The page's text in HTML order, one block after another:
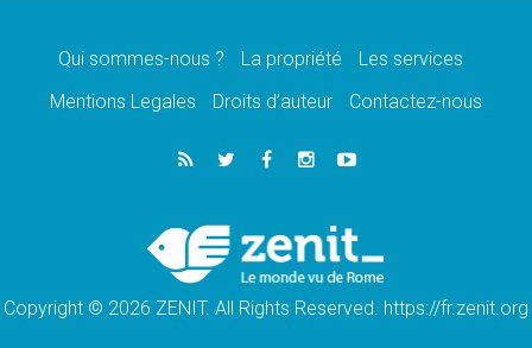
message de paix et de dignité humaine»
«La visite du Pape en Uruguay renforcera
05.08.2026
Le nonce en Ukraine: «Il est inquiétant
Léon XIV au Pérou, une lueur d'espoir pour
un peuple en quête de paix
Qui sommes-nous ? La propriété
Les services
Mentions Legales
Droits d’auteur Contactez-nous
Copyright © 2026 ZENIT. All Rights Reserved. https://fr.zenit.org